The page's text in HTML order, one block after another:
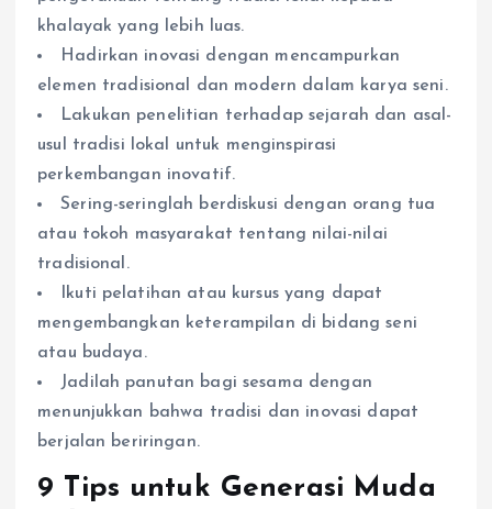
khalayak yang lebih luas.
Hadirkan inovasi dengan mencampurkan
elemen tradisional dan modern dalam karya seni.
Lakukan penelitian terhadap sejarah dan asal-
usul tradisi lokal untuk menginspirasi
perkembangan inovatif.
Sering-seringlah berdiskusi dengan orang tua
atau tokoh masyarakat tentang nilai-nilai
tradisional.
Ikuti pelatihan atau kursus yang dapat
mengembangkan keterampilan di bidang seni
atau budaya.
Jadilah panutan bagi sesama dengan
menunjukkan bahwa tradisi dan inovasi dapat
berjalan beriringan.
9 Tips untuk Generasi Muda